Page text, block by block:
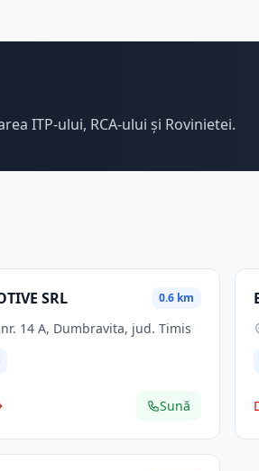
ITP-ului, RCA-ului și Rovinietei.
SRL 0.6 km
nr. 14 A, Dumbravita, jud. Timis
Sună